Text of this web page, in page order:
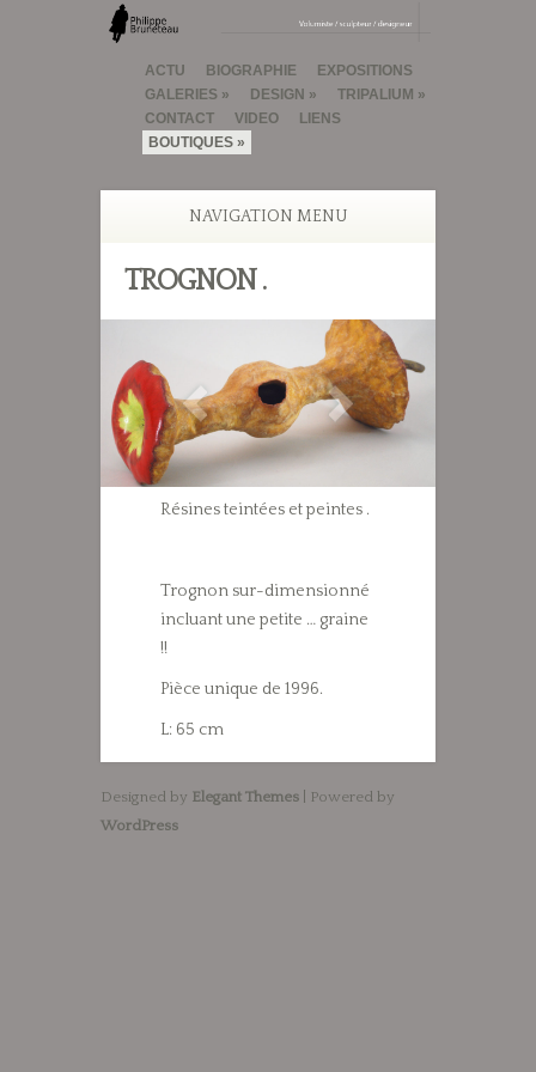
ACTU BIOGRAPHIE
EXPOSITIONS
GALERIES
DESIGN
TRIPALIUM
CONTACT
VIDEO
LIENS
BOUTIQUES
NAVIGATION MENU
TROGNON .
Résines teintées et peintes .
Trognon sur-dimensionné
incluant une petite … graine
!!
Pièce unique de 1996.
L: 65 cm
Designed by Elegant Themes | Powered by
WordPress